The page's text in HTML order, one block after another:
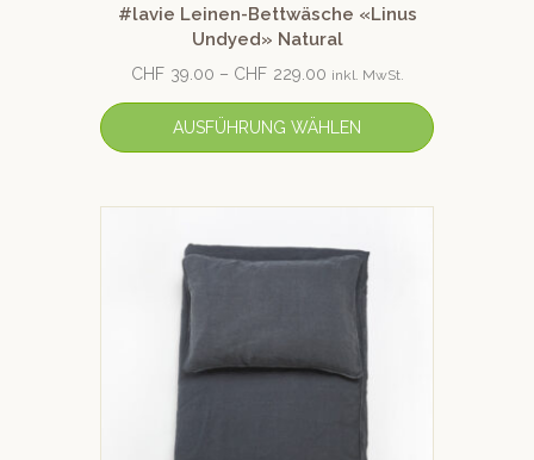
#lavie Leinen-Bettwäsche «Linus
Undyed» Natural
CHF 39.00 – CHF 229.00 inkl. MwSt.
AUSFÜHRUNG WÄHLEN